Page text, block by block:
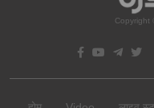
Copyright